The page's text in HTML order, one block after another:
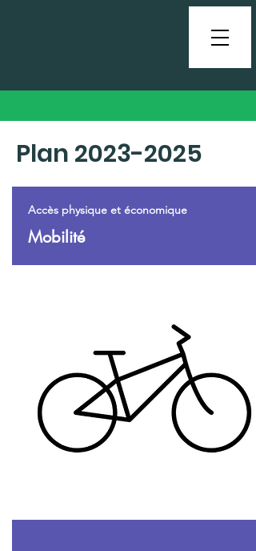
Plan 2023-2025
Accès physique et économique
Mobilité